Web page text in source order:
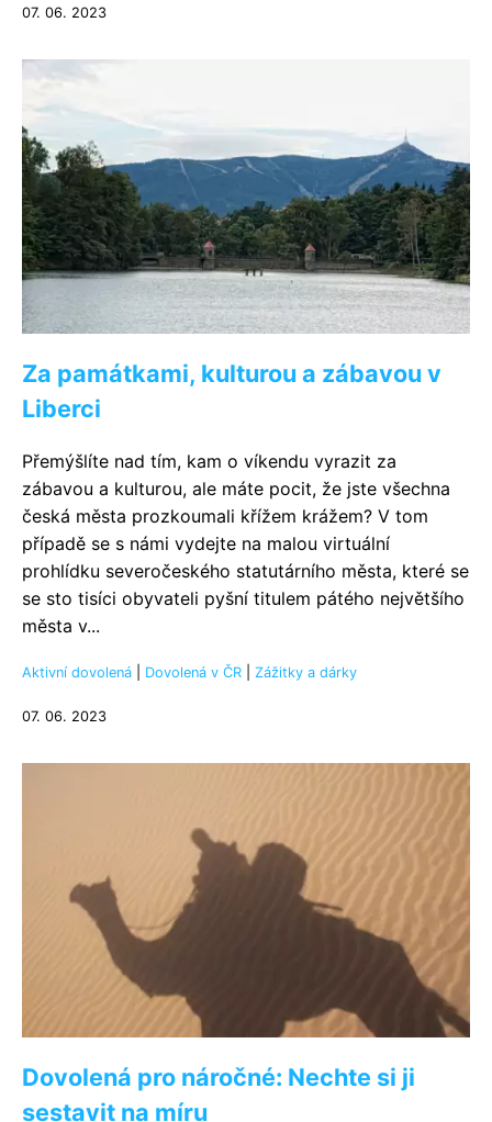
07. 06. 2023
Za památkami, kulturou a zábavou v
Liberci
Přemýšlíte nad tím, kam o víkendu vyrazit za
zábavou a kulturou, ale máte pocit, že jste všechna
česká města prozkoumali křížem krážem? V tom
případě se s námi vydejte na malou virtuální
prohlídku severočeského statutárního města, které se
se sto tisíci obyvateli pyšní titulem pátého největšího
města v...
Aktivní dovolená Dovolená v ČR Zážitky a dárky
07. 06. 2023
Dovolená pro náročné: Nechte si ji
sestavit na míru